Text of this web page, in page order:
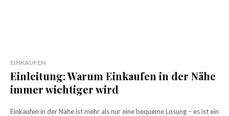
EINKAUFEN
Einleitung: Warum Einkaufen in der Nähe
immer wichtiger wird
Einkaufen in der Nähe ist mehr als nur eine bequeme Lösung – es ist ein